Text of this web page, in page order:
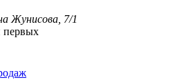
Жунисова, 7/1
первых